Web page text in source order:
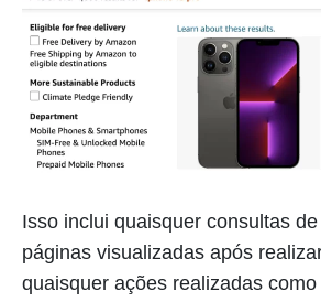
Isso inclui quaisquer consultas
páginas visualizadas após
quaisquer ações realizadas